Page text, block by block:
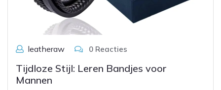
leatheraw 0 Reacties
Tijdloze Stijl: Leren Bandjes voor
Mannen